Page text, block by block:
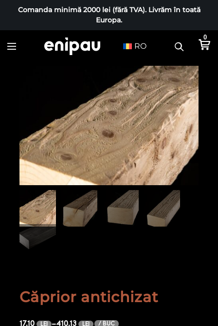
Comanda minimă 2000 lei (fără TVA). Livrăm în toată
Europa.
RO
0
Căprior antichizat
17,10 LEI –410,13 LEI / BUC